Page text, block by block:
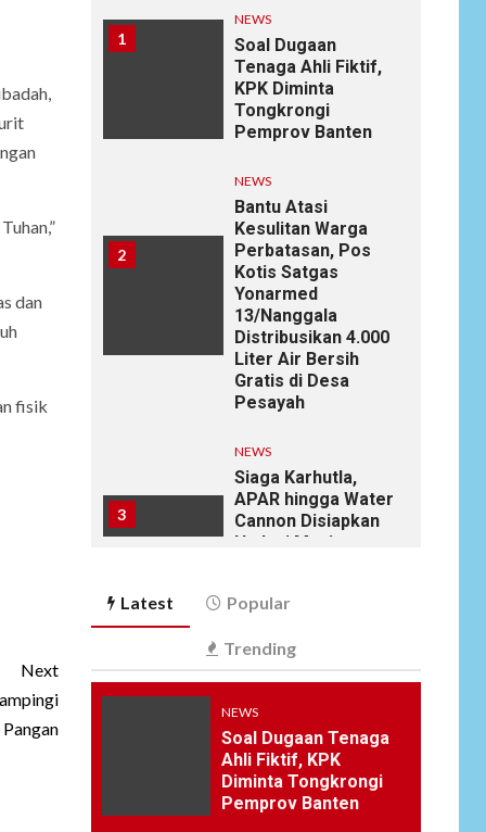
dan
fisik
Next
1
NEWS
Soal Dugaan
Tenaga Ahli Fiktif,
KPK Diminta
Tongkrongi
Pemprov Banten
2
NEWS
Bantu Atasi
Kesulitan Warga
Perbatasan, Pos
Kotis Satgas
Yonarmed
13/Nanggala
Distribusikan 4.000
Liter Air Bersih
Gratis di Desa
Pesayah
3
NEWS
Siaga Karhutla,
APAR hingga Water
Cannon Disiapkan
Hadapi Musim
Bakar Lahan
Pun
Merendahkan
Wartawan Dinilai
Cederai Martabat
Profesi Jurnalistik
Latest Popular
Trending
NEWS
Soal Dugaan Tenaga
Ahli Fiktif, KPK
Diminta Tongkrongi
Pemprov Banten